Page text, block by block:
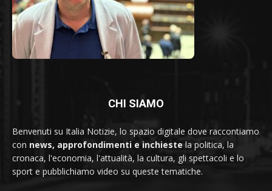
CHI SIAMO
Benvenuti su Italia Notizie, lo spazio digitale dove raccontiamo
con news, approfondimenti e inchieste la politica, la
cronaca, l'economia, l'attualità, la cultura, gli spettacoli e lo
sport e pubblichiamo video su queste tematiche.